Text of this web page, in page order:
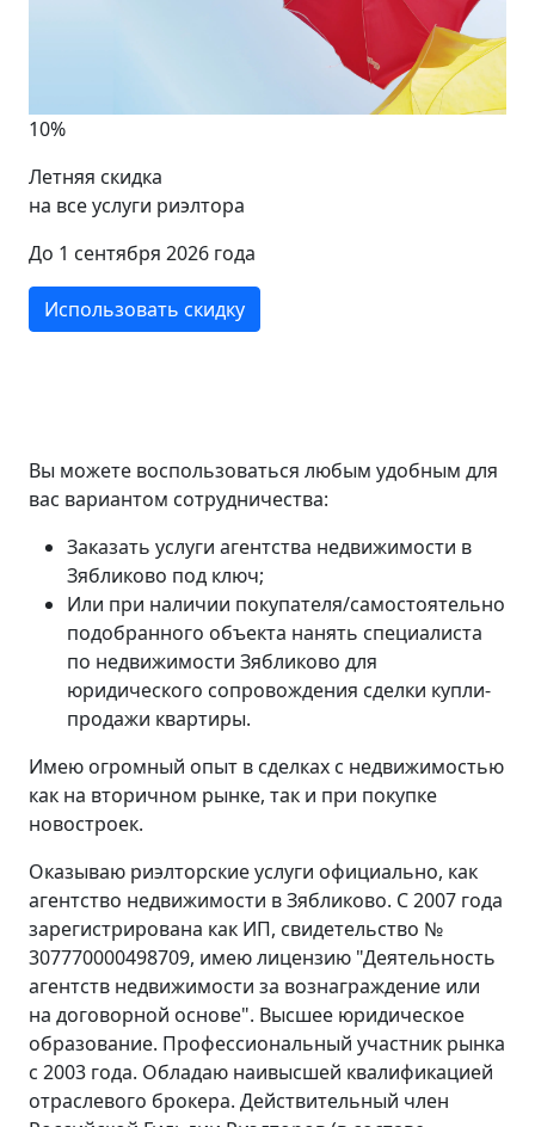
10%
Летняя скидка
на все услуги риэлтора
До 1 сентября 2026 года
Использовать скидку
Вы можете воспользоваться любым удобным для
вас вариантом сотрудничества:
Заказать услуги агентства недвижимости в
Зябликово под ключ;
Или при наличии покупателя/самостоятельно
подобранного объекта нанять специалиста
по недвижимости Зябликово для
юридического сопровождения сделки купли-
продажи квартиры.
Имею огромный опыт в сделках с недвижимостью
как на вторичном рынке, так и при покупке
новостроек.
Оказываю риэлторские услуги официально, как
агентство недвижимости в Зябликово. С 2007 года
зарегистрирована как ИП, свидетельство №
307770000498709, имею лицензию "Деятельность
агентств недвижимости за вознаграждение или
на договорной основе". Высшее юридическое
образование. Профессиональный участник рынка
с 2003 года. Обладаю наивысшей квалификацией
отраслевого брокера. Действительный член